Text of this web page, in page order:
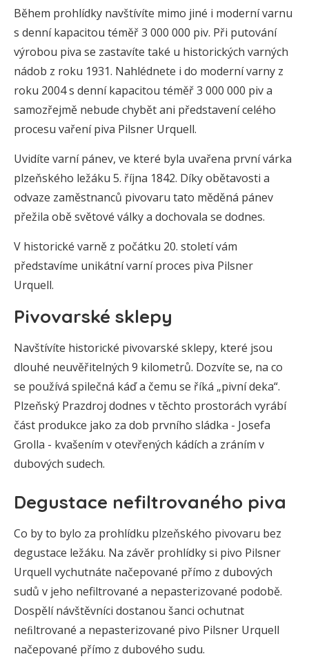
Během prohlídky navštívíte mimo jiné i moderní varnu
s denní kapacitou téměř 3 000 000 piv. Při putování
výrobou piva se zastavíte také u historických varných
nádob z roku 1931. Nahlédnete i do moderní varny z
roku 2004 s denní kapacitou téměř 3 000 000 piv a
samozřejmě nebude chybět ani představení celého
procesu vaření piva Pilsner Urquell.
Uvidíte varní pánev, ve které byla uvařena první várka
plzeňského ležáku 5. října 1842. Díky obětavosti a
odvaze zaměstnanců pivovaru tato měděná pánev
přežila obě světové války a dochovala se dodnes.
V historické varně z počátku 20. století vám
představíme unikátní varní proces piva Pilsner
Urquell.
Pivovarské sklepy
Navštívíte historické pivovarské sklepy, které jsou
dlouhé neuvěřitelných 9 kilometrů. Dozvíte se, na co
se používá spilečná káď a čemu se říká „pivní deka“.
Plzeňský Prazdroj dodnes v těchto prostorách vyrábí
část produkce jako za dob prvního sládka - Josefa
Grolla - kvašením v otevřených kádích a zráním v
dubových sudech.
Degustace nefiltrovaného piva
Co by to bylo za prohlídku plzeňského pivovaru bez
degustace ležáku. Na závěr prohlídky si pivo Pilsner
Urquell vychutnáte načepované přímo z dubových
sudů v jeho nefiltrované a nepasterizované podobě.
Dospělí návštěvníci dostanou šanci ochutnat
neﬁltrované a nepasterizované pivo Pilsner Urquell
načepované přímo z dubového sudu.